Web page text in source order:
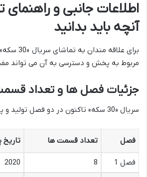
اطلاعات جانبی و راهنمای
آنچه باید بدانید
برای علاقه
مربوط به پخش و دسترسی به آن می تواند
جزئیات فصل ها و تعداد
سریال «30 سکه» تاکنون در دو فصل تولید و پخش شده است:
فصل تعداد قسمت ها
فصل 1 8
2020